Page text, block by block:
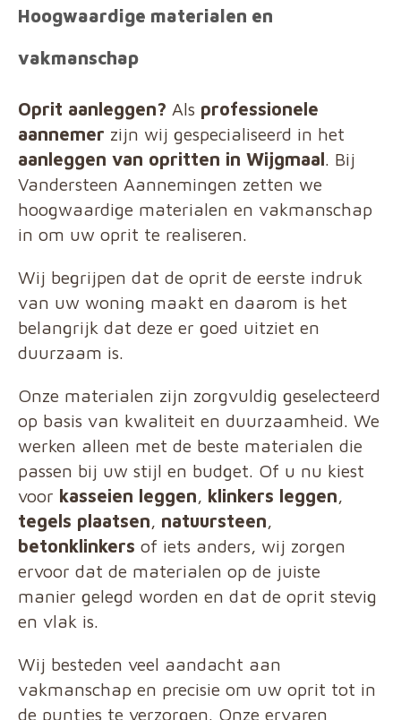
Hoogwaardige materialen en
vakmanschap
Oprit aanleggen? Als professionele
aannemer zijn wij gespecialiseerd in het
aanleggen van opritten in Wijgmaal. Bij
Vandersteen Aannemingen zetten we
hoogwaardige materialen en vakmanschap
in om uw oprit te realiseren.
Wij begrijpen dat de oprit de eerste indruk
van uw woning maakt en daarom is het
belangrijk dat deze er goed uitziet en
duurzaam is.
Onze materialen zijn zorgvuldig geselecteerd
op basis van kwaliteit en duurzaamheid. We
werken alleen met de beste materialen die
passen bij uw stijl en budget. Of u nu kiest
voor kasseien leggen, klinkers leggen,
tegels plaatsen, natuursteen,
betonklinkers of iets anders, wij zorgen
ervoor dat de materialen op de juiste
manier gelegd worden en dat de oprit stevig
en vlak is.
Wij besteden veel aandacht aan
vakmanschap en precisie om uw oprit tot in
de puntjes te verzorgen. Onze ervaren